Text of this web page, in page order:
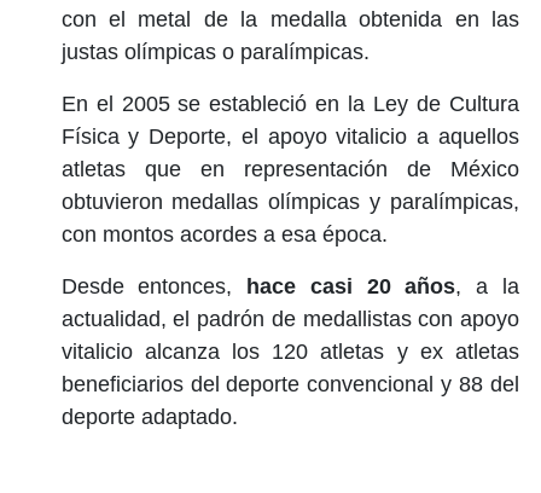
con el metal de la medalla obtenida en las
justas olímpicas o paralímpicas.
En el 2005 se estableció en la Ley de Cultura
Física y Deporte, el apoyo vitalicio a aquellos
atletas que en representación de México
obtuvieron medallas olímpicas y paralímpicas,
con montos acordes a esa época.
Desde entonces, hace casi 20 años, a la
actualidad, el padrón de medallistas con apoyo
vitalicio alcanza los 120 atletas y ex atletas
beneficiarios del deporte convencional y 88 del
deporte adaptado.